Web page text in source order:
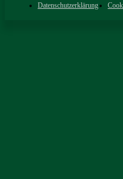
Datenschutzerklärung